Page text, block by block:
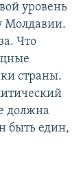
уровень
Молдавии.
Что
страны.
должна
быть един,